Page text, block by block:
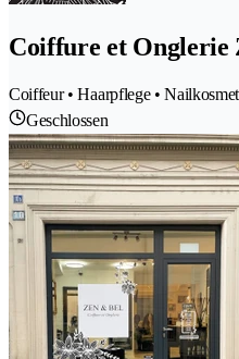
Coiffure et Onglerie
Coiffeur • Haarpflege •
Geschlossen